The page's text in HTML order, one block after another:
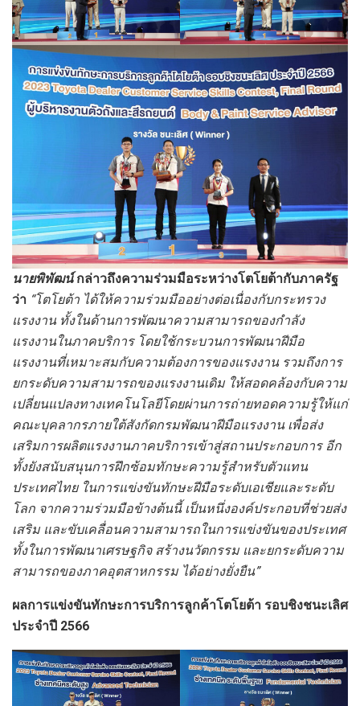
นายพิพัฒน์กล่าวถึงความร่วมมือระหว่างโตโยต้ากับภาครัฐ
ว่า “โตโยต้า ได้ให้ความร่วมมืออย่างต่อเนื่องกับกระทรวง
แรงงาน ทั้งในด้านการพัฒนาความสามารถของกำลัง
แรงงานในภาคบริการ โดยใช้กระบวนการพัฒนาฝีมือ
แรงงานที่เหมาะสมกับความต้องการของแรงงาน รวมถึงการ
ยกระดับความสามารถของแรงงานเดิม ให้สอดคล้องกับความ
เปลี่ยนแปลงทางเทคโนโลยีโดยผ่านการถ่ายทอดความรู้ให้แก่
คณะบุคลากรภายใต้สังกัดกรมพัฒนาฝีมือแรงงาน เพื่อส่ง
เสริมการผลิตแรงงานภาคบริการเข้าสู่สถานประกอบการ อีก
ทั้งยังสนับสนุนการฝึกซ้อมทักษะความรู้สำหรับตัวแทน
ประเทศไทย ในการแข่งขันทักษะฝีมือระดับเอเชียและระดับ
โลก จากความร่วมมือข้างต้นนี้ เป็นหนึ่งองค์ประกอบที่ช่วยส่ง
เสริม และขับเคลื่อนความสามารถในการแข่งขันของประเทศ
ทั้งในการพัฒนาเศรษฐกิจ สร้างนวัตกรรม และยกระดับความ
สามารถของภาคอุตสาหกรรม ได้อย่างยั่งยืน”
ผลการแข่งขันทักษะการบริการลูกค้าโตโยต้า รอบชิงชนะเลิศ
ประจำปี 2566